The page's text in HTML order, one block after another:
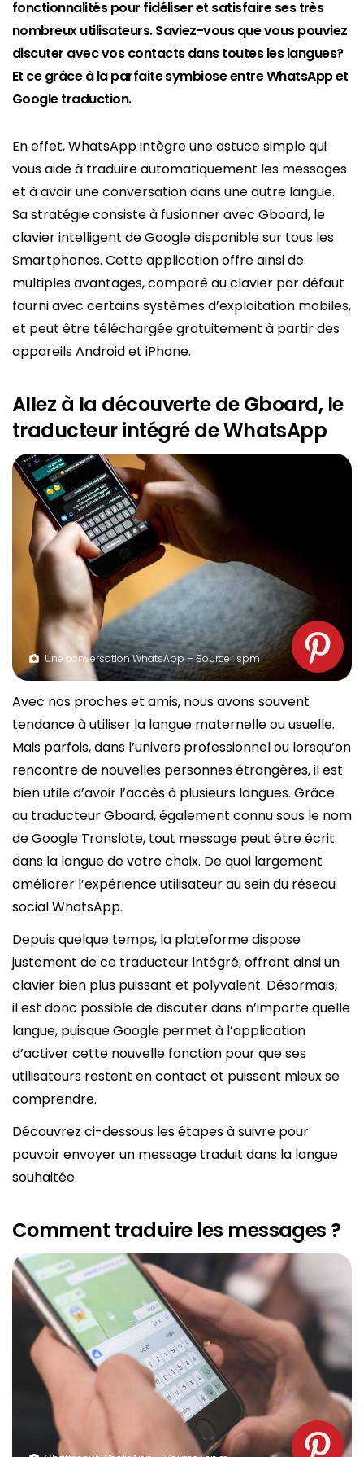
fonctionnalités pour fidéliser et satisfaire ses très
nombreux utilisateurs. Saviez-vous que vous pouviez
discuter avec vos contacts dans toutes les langues?
Et ce grâce à la parfaite symbiose entre WhatsApp et
Google traduction.
En effet, WhatsApp intègre une astuce simple qui
vous aide à traduire automatiquement les messages
et à avoir une conversation dans une autre langue.
Sa stratégie consiste à fusionner avec Gboard, le
clavier intelligent de Google disponible sur tous les
Smartphones. Cette application offre ainsi de
multiples avantages, comparé au clavier par défaut
fourni avec certains systèmes d’exploitation mobiles,
et peut être téléchargée gratuitement à partir des
appareils Android et iPhone.
Allez à la découverte de Gboard, le
traducteur intégré de WhatsApp
Une conversation WhatsApp – Source : spm
Avec nos proches et amis, nous avons souvent
tendance à utiliser la langue maternelle ou usuelle.
Mais parfois, dans l’univers professionnel ou lorsqu’on
rencontre de nouvelles personnes étrangères, il est
bien utile d’avoir l’accès à plusieurs langues. Grâce
au traducteur Gboard, également connu sous le nom
de Google Translate, tout message peut être écrit
dans la langue de votre choix. De quoi largement
améliorer l’expérience utilisateur au sein du réseau
social WhatsApp.
Depuis quelque temps, la plateforme dispose
justement de ce traducteur intégré, offrant ainsi un
clavier bien plus puissant et polyvalent. Désormais,
il est donc possible de discuter dans n’importe quelle
langue, puisque Google permet à l’application
d’activer cette nouvelle fonction pour que ses
utilisateurs restent en contact et puissent mieux se
comprendre.
Découvrez ci-dessous les étapes à suivre pour
pouvoir envoyer un message traduit dans la langue
souhaitée.
Comment traduire les messages ?